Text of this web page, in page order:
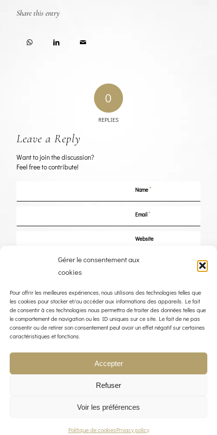
Gérer le consentement aux
cookies
Pour offrir les meilleures expériences, nous utilisons des technologies telles que
les cookies pour stocker et/ou accéder aux informations des appareils. Le fait
de consentir à ces technologies nous permettra de traiter des données telles que
le comportement de navigation ou les ID uniques sur ce site. Le fait de ne pas
consentir ou de retirer son consentement peut avoir un effet négatif sur certaines
caractéristiques et fonctions.
Accepter
Refuser
Voir les préférences
Politique de cookiesPrivacy policy
Share this entry
0
REPLIES
Leave a Reply
Want to join the discussion?
Feel free to contribute!
Name*
Email*
Website
Save my name, email, and website in this browser for the next time I
PRIVACY POLICY CONTACT